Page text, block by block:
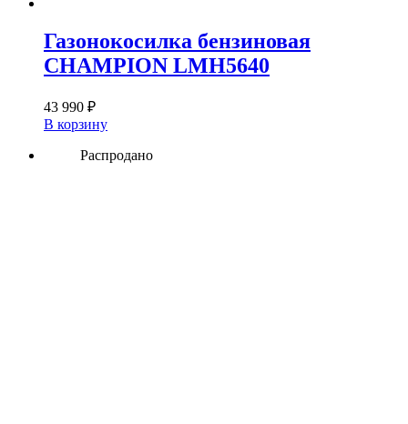
Газонокосилка бензиновая
CHAMPION LMH5640
43 990 ₽
В корзину
Распродано